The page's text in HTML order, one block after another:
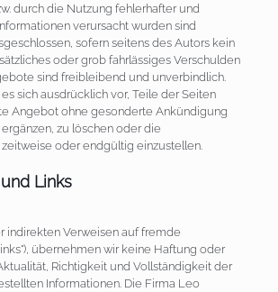
durch die Nutzung fehlerhafter und
verursacht wurden sind
sofern seitens des Autors kein
oder grob fahrlässiges Verschulden
sind freibleibend und unverbindlich.
sich ausdrücklich vor, Teile der Seiten
Angebot ohne gesonderte Ankündigung
zu löschen oder die
oder endgültig einzustellen.
Links
indirekten Verweisen auf fremde
übernehmen wir keine Haftung oder
Richtigkeit und Vollständigkeit der
Informationen. Die Firma Leo